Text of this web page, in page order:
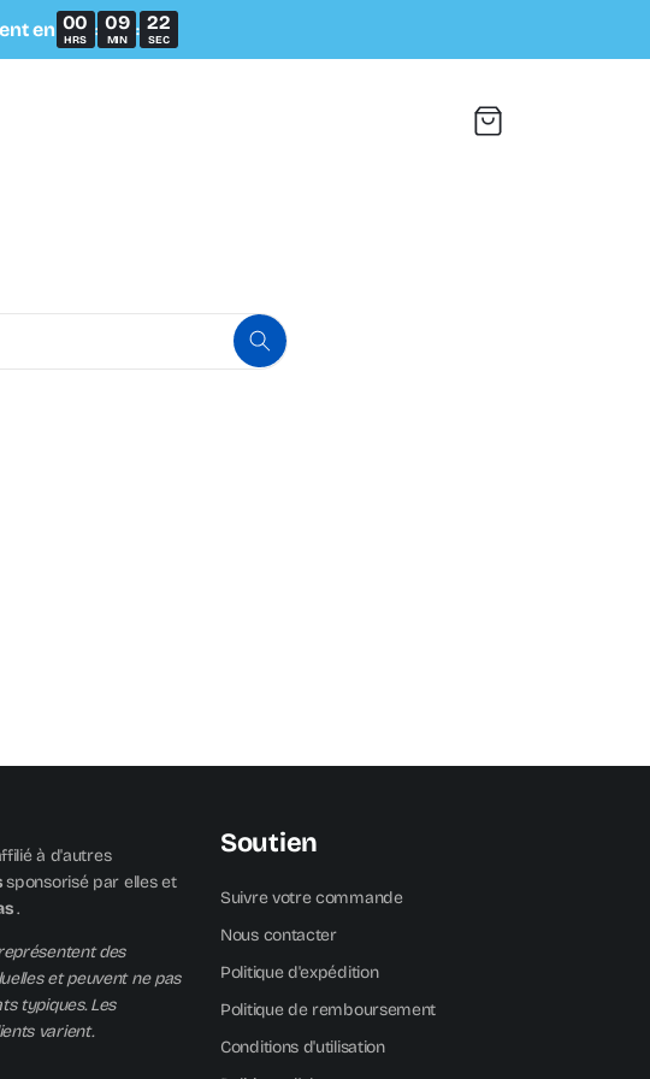
en 00
HRS
: 09
MIN
: 22
SEC
Chariot
à d'autres
sponsorisé par elles et
.
des
et peuvent ne pas
typiques. Les
varient.
Soutien
Suivre votre commande
Nous contacter
Politique d'expédition
Politique de remboursement
Conditions d'utilisation